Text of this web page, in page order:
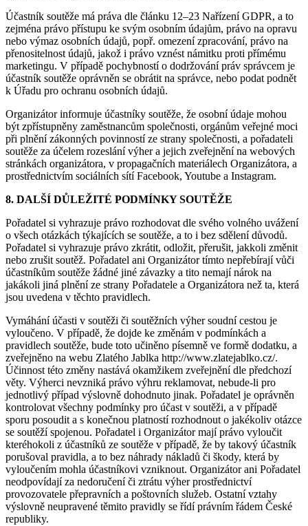
Účastník soutěže má práva dle článku 12–23 Nařízení GDPR, a to
zejména právo přístupu ke svým osobním údajům, právo na opravu
nebo výmaz osobních údajů, popř. omezení zpracování, právo na
přenositelnost údajů, jakož i právo vznést námitku proti přímému
marketingu. V případě pochybností o dodržování práv správcem je
účastník soutěže oprávněn se obrátit na správce, nebo podat podnět
k Úřadu pro ochranu osobních údajů.
Organizátor informuje účastníky soutěže, že osobní údaje mohou
být zpřístupněny zaměstnancům společnosti, orgánům veřejné moci
při plnění zákonných povinností ze strany společnosti, a pořadateli
soutěže za účelem rozeslání výher a jejich zveřejnění na webových
stránkách organizátora, v propagačních materiálech Organizátora, a
prostřednictvím sociálních sítí Facebook, Youtube a Instagram.
8. DALŠÍ DŮLEŽITÉ PODMÍNKY SOUTĚŽE
Pořadatel si vyhrazuje právo rozhodovat dle svého volného uvážení
o všech otázkách týkajících se soutěže, a to i bez sdělení důvodů.
Pořadatel si vyhrazuje právo zkrátit, odložit, přerušit, jakkoli změnit
nebo zrušit soutěž. Pořadatel ani Organizátor tímto nepřebírají vůči
účastníkům soutěže žádné jiné závazky a tito nemají nárok na
jakákoli jiná plnění ze strany Pořadatele a Organizátora než ta, která
jsou uvedena v těchto pravidlech.
Vymáhání účasti v soutěži či soutěžních výher soudní cestou je
vyloučeno. V případě, že dojde ke změnám v podmínkách a
pravidlech soutěže, bude toto učiněno písemně ve formě dodatku, a
zveřejněno na webu Zlatého Jablka http://www.zlatejablko.cz/.
Účinnost této změny nastává okamžikem zveřejnění dle předchozí
věty. Výherci nevzniká právo výhru reklamovat, nebude-li pro
jednotlivý případ výslovně dohodnuto jinak. Pořadatel je oprávněn
kontrolovat všechny podmínky pro účast v soutěži, a v případě
sporu posoudit a s konečnou platností rozhodnout o jakékoliv otázce
se soutěží spojenou. Pořadatel i Organizátor mají právo vyloučit
kteréhokoli z účastníků ze soutěže v případě, že by takový účastník
porušoval pravidla, a to bez náhrady nákladů či škody, která by
vyloučením mohla účastníkovi vzniknout. Organizátor ani Pořadatel
neodpovídají za nedoručení či ztrátu výher prostřednictví
provozovatele přepravních a poštovních služeb. Ostatní vztahy
výslovně neupravené těmito pravidly se řídí právním řádem České
republiky.